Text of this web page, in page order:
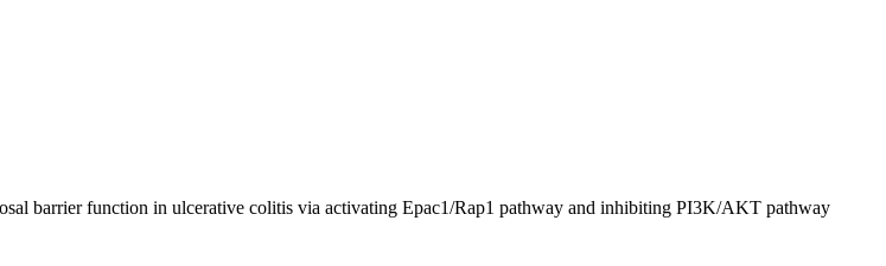
barrier function in ulcerative colitis via activating Epac1/Rap1 pathway and inhibiting PI3K/AKT pathway